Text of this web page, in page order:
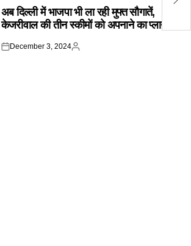
अब दिल्ली में भाजपा भी ला रही मुफ्त सौगातें,
केजरीवाल की तीन स्कीमों को अपनाने का प्लान
Posted
December 3, 2024
Posted